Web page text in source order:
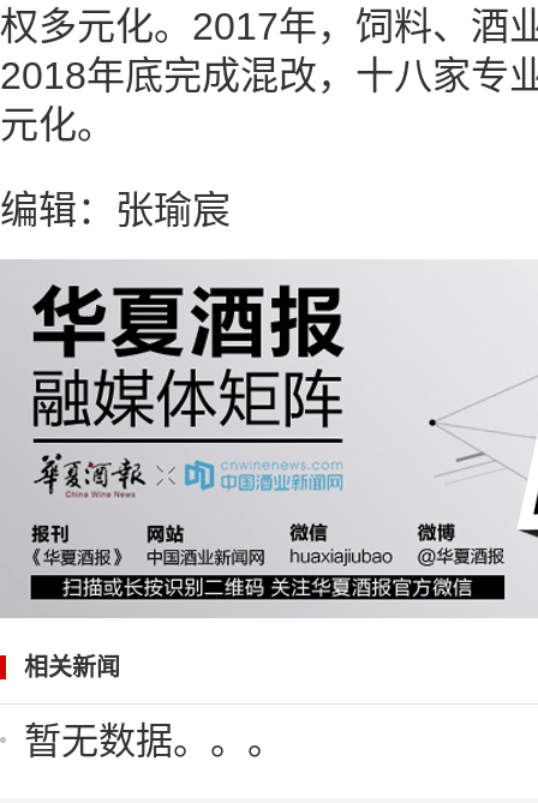
权多元化。2017年，饲料、酒
2018年底完成混改，十八家专
元化。
编辑：张瑜宸
相关新闻
暂无数据。。。